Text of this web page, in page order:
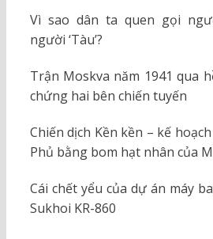
Vì sao dân ta quen gọi
người ‘Tàu’?
Trận Moskva năm 1941 qua
chứng hai bên chiến tuyến
Chiến dịch Kền kền – kế
Phủ bằng bom hạt nhân của
Cái chết yểu của dự án máy
Sukhoi KR-860